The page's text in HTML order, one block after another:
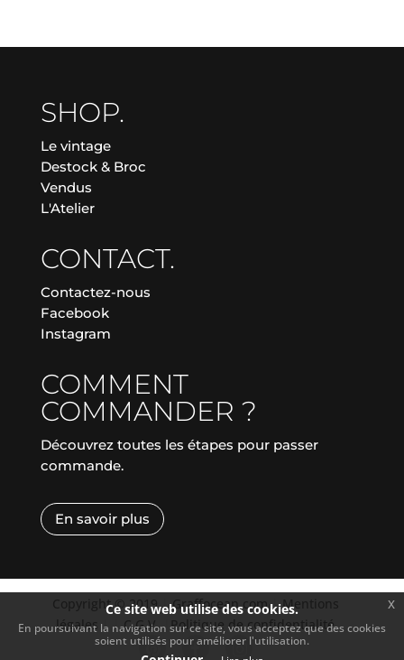
SHOP.
Le vintage
Destock & Broc
Vendus
L'Atelier
CONTACT.
Contactez-nous
Facebook
Instagram
COMMENT
COMMANDER ?
Découvrez toutes les étapes pour passer
commande.
En savoir plus
Copyright © 2019| Graffocean.com | Mentions
légales | | C.G.V. |Politique de confidentialité
Ce site web utilise des cookies.
En poursuivant la navigation sur ce site, vous acceptez que des cookies
soient utilisés pour améliorer l'utilisation.
x